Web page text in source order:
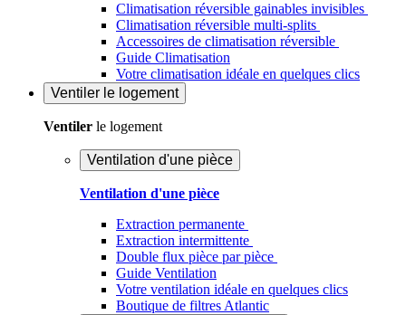
Climatisation réversible gainables invisibles
Climatisation réversible multi-splits
Accessoires de climatisation réversible
Guide Climatisation
Votre climatisation idéale en quelques clics
Ventiler le logement
Ventiler le logement
Ventilation d'une pièce
Ventilation d'une pièce
Extraction permanente
Extraction intermittente
Double flux pièce par pièce
Guide Ventilation
Votre ventilation idéale en quelques clics
Boutique de filtres Atlantic